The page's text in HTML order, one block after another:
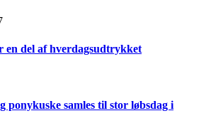
en del af hverdagsudtrykket
ponykuske samles til stor løbsdag i